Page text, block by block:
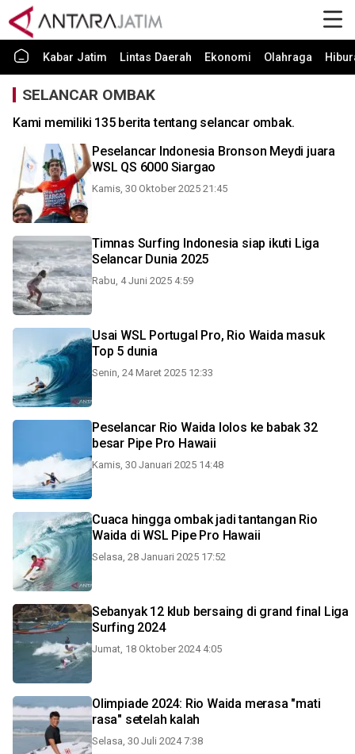
Kabar Jatim Lintas Daerah Ekonomi Olahraga
SELANCAR OMBAK
Kami memiliki 135 berita tentang selancar ombak.
Peselancar Indonesia Bronson Meydi juara
WSL QS 6000 Siargao
Kamis, 30 Oktober 2025 21:45
Timnas Surfing Indonesia siap ikuti Liga
Selancar Dunia 2025
Rabu, 4 Juni 2025 4:59
Usai WSL Portugal Pro, Rio Waida masuk
Top 5 dunia
Senin, 24 Maret 2025 12:33
Peselancar Rio Waida lolos ke babak 32
besar Pipe Pro Hawaii
Kamis, 30 Januari 2025 14:48
Cuaca hingga ombak jadi tantangan Rio
Waida di WSL Pipe Pro Hawaii
Selasa, 28 Januari 2025 17:52
Sebanyak 12 klub bersaing di grand final Liga
Surfing 2024
Jumat, 18 Oktober 2024 4:05
Olimpiade 2024: Rio Waida merasa "mati
rasa" setelah kalah
Selasa, 30 Juli 2024 7:38